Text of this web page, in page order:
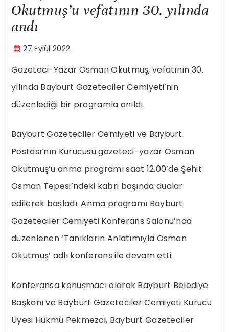
Okutmuş’u vefatının 30. yılında
andı
27 Eylül 2022
Gazeteci-Yazar Osman Okutmuş, vefatının 30.
yılında Bayburt Gazeteciler Cemiyeti’nin
düzenlediği bir programla anıldı.
Bayburt Gazeteciler Cemiyeti ve Bayburt
Postası’nın Kurucusu gazeteci-yazar Osman
Okutmuş’u anma programı saat 12.00’de Şehit
Osman Tepesi’ndeki kabri başında dualar
edilerek başladı. Anma programı Bayburt
Gazeteciler Cemiyeti Konferans Salonu’nda
düzenlenen ‘Tanıkların Anlatımıyla Osman
Okutmuş’ adlı konferans ile devam etti.
Konferansa konuşmacı olarak Bayburt Belediye
Başkanı ve Bayburt Gazeteciler Cemiyeti Kurucu
Üyesi Hükmü Pekmezci, Bayburt Gazeteciler